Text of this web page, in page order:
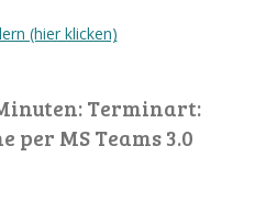
(hier klicken)
Terminart:
per MS Teams 3.0